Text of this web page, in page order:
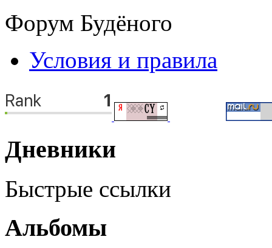
Форум Будёного
Условия и правила
Дневники
Быстрые ссылки
Альбомы